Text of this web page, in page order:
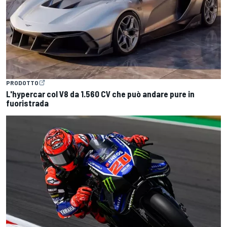
PRODOTTO
L'hypercar col V8 da 1.560 CV che può andare pure in
fuoristrada